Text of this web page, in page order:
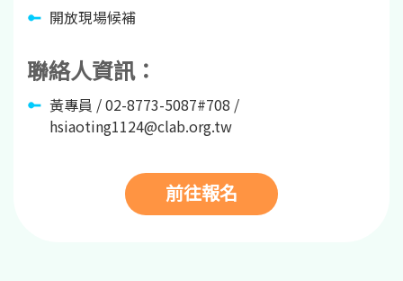
開放現場候補
聯絡人資訊：
黃專員 / 02-8773-5087#708 /
hsiaoting1124@clab.org.tw
前往報名